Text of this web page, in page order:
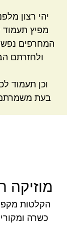
יהי רצון
מפיץ תעמוד
המחרפים
ולחזרתם
וכן תעמוד
בעת משמרתם
מוזיקה
הקלטות
כשרה